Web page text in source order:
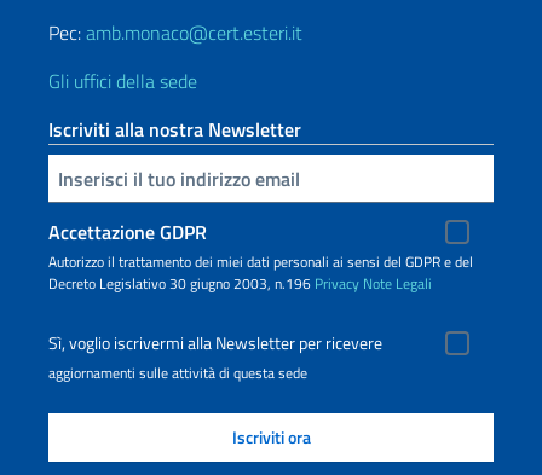
Pec:amb.monaco@cert.esteri.it
Gli uffici della sede
Iscriviti alla nostra Newsletter
Inserisci la tua email
Accettazione GDPR
Autorizzo il trattamento dei miei dati personali ai sensi del GDPR e del
Decreto Legislativo 30 giugno 2003, n.196 Privacy Note Legali
Sì, voglio iscrivermi alla Newsletter per ricevere
aggiornamenti sulle attività di questa sede